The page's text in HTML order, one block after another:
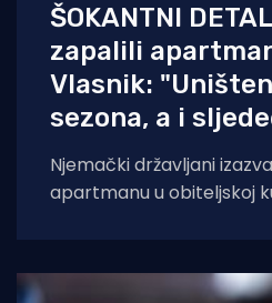
ŠOKANTNI
zapalili
Vlasnik:
sezona, a i
Njemački državljani
apartmanu u obiteljskoj